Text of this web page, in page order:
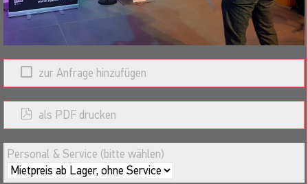
VR-Brille "Headset" Vive / Vive Pro bzw. Vive Pro Wireless, VR-
Controller zur Navigation und Steuerung durch virtuelle
Erlebniswelten, VIVE-Basisstationen zur 360°
12V Akkus. Hochleistungs-VR-Game-PC (Intel) mit rasend
schneller Nvidea Grafikkarte, vollständig VR-kompatibel. Die
Grafik ist spektakulär und die Audioqualität atemberaubend für
überragende VR-Erlebnisse.
Incl. Stative und Zubehör. Für die Zuschauer erfolgt die Mirror-
Darstellung der VR-Erlebnisse auf einem der neuesten 47" bzw.
50" HD-Großbildschirme.
zur Anfrage hinzufügen
als PDF drucken
Personal & Service (bitte wählen)